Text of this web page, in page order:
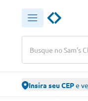
Busque no Sam's
Insira seu CEPe